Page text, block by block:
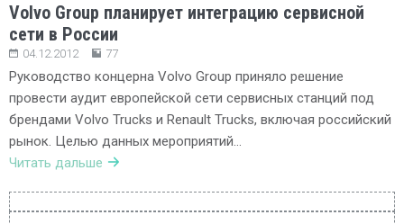
Volvo Group планирует интеграцию сервисной
сети в России
04.12.2012 77
Руководство концерна Volvo Group приняло решение
провести аудит европейской сети сервисных станций под
брендами Volvo Trucks и Renault Trucks, включая российский
рынок. Целью данных мероприятий…
Читать дальше